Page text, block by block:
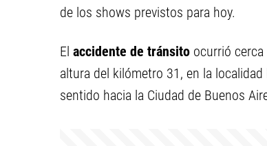
de los shows previstos para hoy.
El accidente de tránsito ocurrió
altura del kilómetro 31, en la
sentido hacia la Ciudad de Buenos